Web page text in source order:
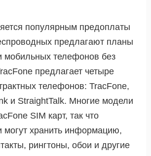
популярным предоплаты
предлагают планы
мобильных телефонов без
предлагает четыре
телефонов: TracFone,
и StraightTalk. Многие модели
SIM карт, так что
могут хранить информацию,
рингтоны, обои и другие